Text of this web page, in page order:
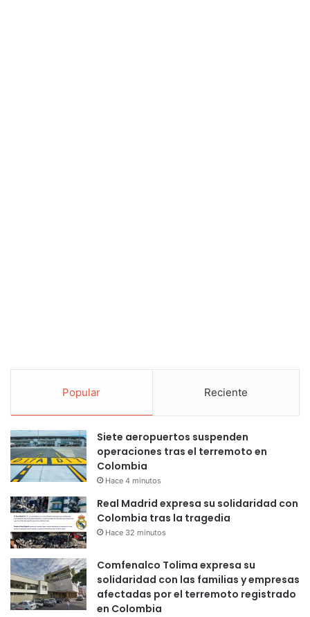
Popular Reciente
Siete aeropuertos suspenden
operaciones tras el terremoto en
Colombia
Hace 4 minutos
Real Madrid expresa su solidaridad con
Colombia tras la tragedia
Hace 32 minutos
Comfenalco Tolima expresa su
solidaridad con las familias y empresas
afectadas por el terremoto registrado
en Colombia